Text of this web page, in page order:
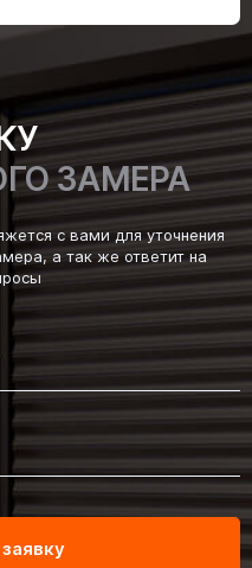
ЗАМЕРА
с вами для уточнения
а так же ответит на